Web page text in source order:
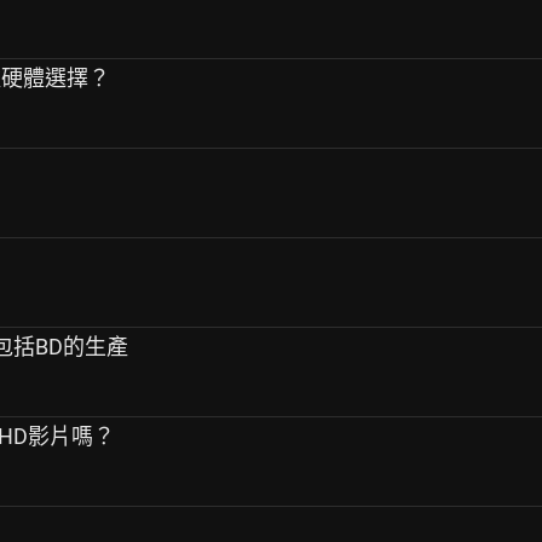
體選擇？
括BD的生產
影片嗎？